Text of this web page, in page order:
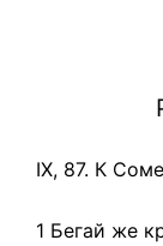
IX, 87. К Соме
1 Бегай же